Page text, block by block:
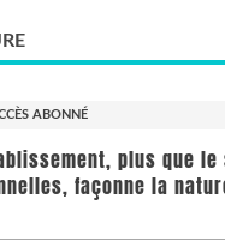
ABONNÉ
plus que
façonne la